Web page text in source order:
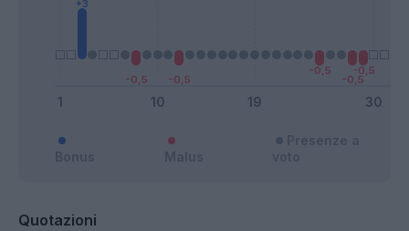
Quotazioni